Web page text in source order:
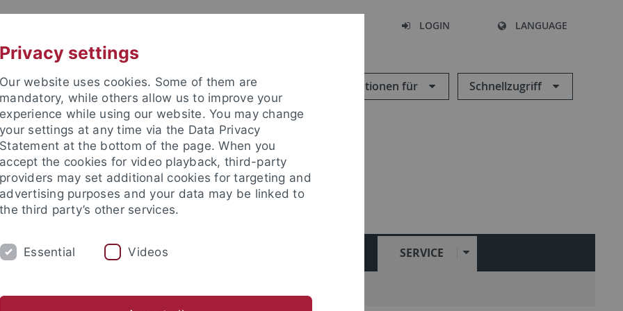
LOGIN LANGUAGE
Informationen für Schnellzugriff
Fakultät
TEACHING RESEARCH SERVICE
Privacy settings
Our website uses cookies. Some of them are
mandatory, while others allow us to improve your
experience while using our website. You may change
your settings at any time via the Data Privacy
Statement at the bottom of the page. When you
accept the cookies for video playback, third-party
providers may set additional cookies for targeting and
advertising purposes and your data may be linked to
the third party’s other services.
Essential Videos